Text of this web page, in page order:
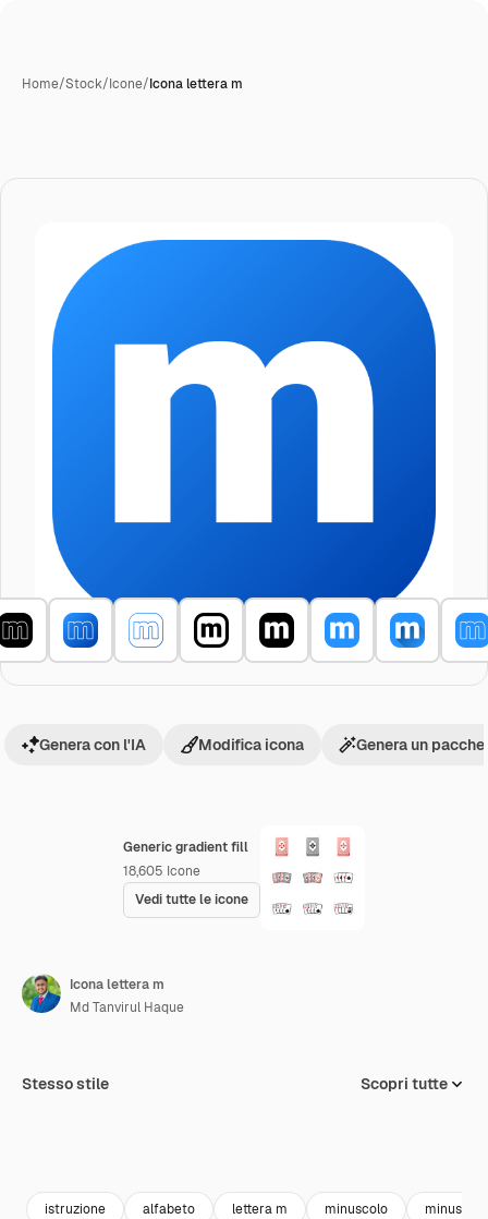
Home/Stock/Icone/Icona lettera m
Generic gradient fill
18,605 Icone
Vedi tutte le icone
Genera con l'IA Modifica icona Genera un
Icona lettera m
Md Tanvirul Haque
Stesso stile Scopri tutte
istruzione alfabeto lettera m minuscolo minuscolo